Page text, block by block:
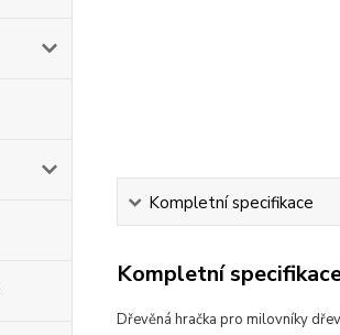
Kompletní specifikace
Kompletní
Dřevěná hračka pro milovníky